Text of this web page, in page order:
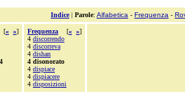
Indice| Parole: Alfabetica - Frequenza -
[« »]
Frequenza [« »]
4 discorrendo
4 discorreva
4 dishan
4 disonorato
4 dispiace
4 dispiacere
4 disposizioni